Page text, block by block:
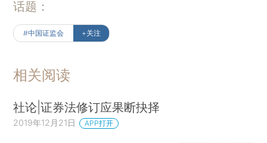
话题：
#中国证监会 +关注
相关阅读
社论|证券法修订应果断抉择
2019年12月21日 APP打开